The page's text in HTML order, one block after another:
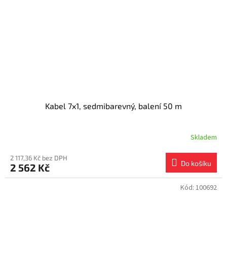
Kabel 7x1, sedmibarevný, balení 50 m
Skladem
2 117,36 Kč bez DPH
2 562 Kč Do košíku
Kód: 100692